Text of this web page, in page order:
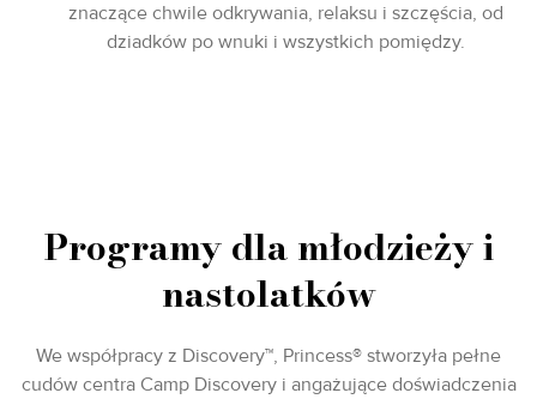
znaczące chwile odkrywania, relaksu i szczęścia, od
dziadków po wnuki i wszystkich pomiędzy.
Programy dla młodzieży i
nastolatków
We współpracy z Discovery™, Princess® stworzyła pełne
cudów centra Camp Discovery i angażujące doświadczenia